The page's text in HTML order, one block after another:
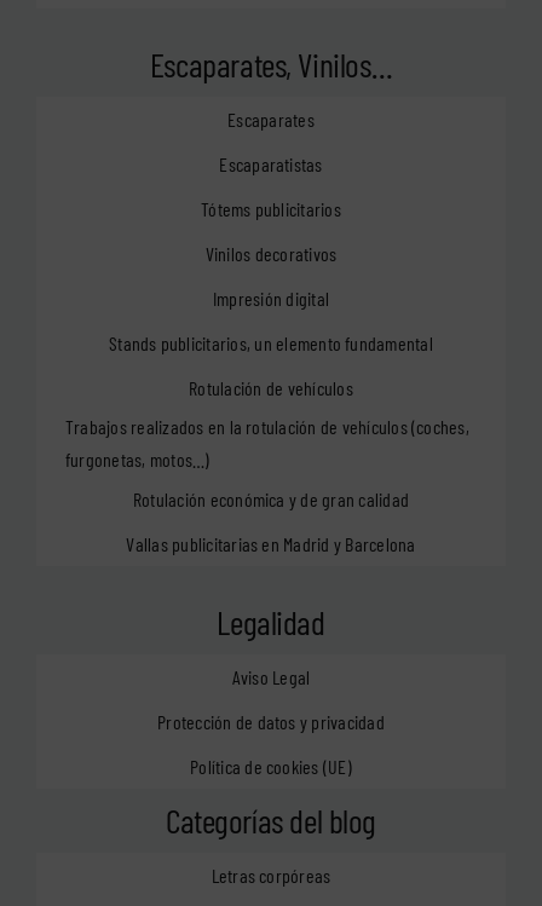
Escaparates, Vinilos…
Escaparates
Escaparatistas
Tótems publicitarios
Vinilos decorativos
Impresión digital
Stands publicitarios, un elemento fundamental
Rotulación de vehículos
Trabajos realizados en la rotulación de vehículos (coches,
furgonetas, motos…)
Rotulación económica y de gran calidad
Vallas publicitarias en Madrid y Barcelona
Legalidad
Aviso Legal
Protección de datos y privacidad
Política de cookies (UE)
Categorías del blog
Letras corpóreas